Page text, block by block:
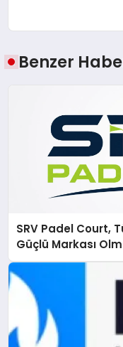
Benzer
SRV Padel Court,
Güçlü Markası